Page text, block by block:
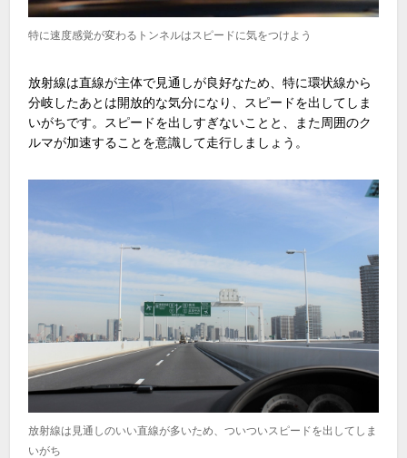
特に速度感覚が変わるトンネルはスピードに気をつけよう
放射線は直線が主体で見通しが良好なため、特に環状線から
分岐したあとは開放的な気分になり、スピードを出してしま
いがちです。スピードを出しすぎないことと、また周囲のク
ルマが加速することを意識して走行しましょう。
放射線は見通しのいい直線が多いため、ついついスピードを出してしま
いがち